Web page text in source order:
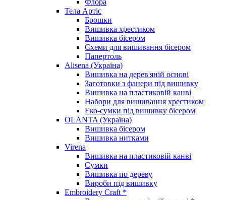
Тела Артіс
Брошки
Вишивка хрестиком
Вишивка бісером
Схеми для вишивання бісером
Папертоль
Alisena (Україна)
Вишивка на дерев'яній основі
Заготовки з фанери під вишивку
Вишивка на пластиковій канві
Набори для вишивання хрестиком
Еко-сумки під вишивку бісером
OLANTA (Україна)
Вишивка бісером
Вишивка нитками
Virena
Вишивка на пластиковій канві
Сумки
Вишивка по дереву
Вироби під вишивку
Embroidery Craft *